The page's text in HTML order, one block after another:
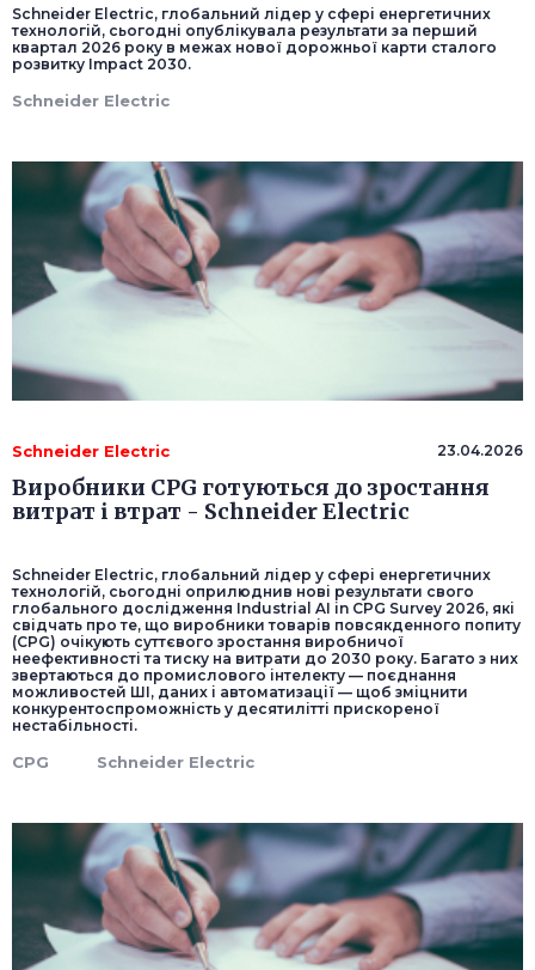
Schneider Electric, глобальний лідер у сфері енергетичних
технологій, сьогодні опублікувала результати за перший
квартал 2026 року в межах нової дорожньої карти сталого
розвитку Impact 2030.
Schneider Electric
Schneider Electric 23.04.2026
Виробники CPG готуються до зростання
витрат і втрат - Schneider Electric
Schneider Electric, глобальний лідер у сфері енергетичних
технологій, сьогодні оприлюднив нові результати свого
глобального дослідження Industrial AI in CPG Survey 2026, які
свідчать про те, що виробники товарів повсякденного попиту
(CPG) очікують суттєвого зростання виробничої
неефективності та тиску на витрати до 2030 року. Багато з них
звертаються до промислового інтелекту — поєднання
можливостей ШІ, даних і автоматизації — щоб зміцнити
конкурентоспроможність у десятилітті прискореної
нестабільності.
CPG Schneider Electric